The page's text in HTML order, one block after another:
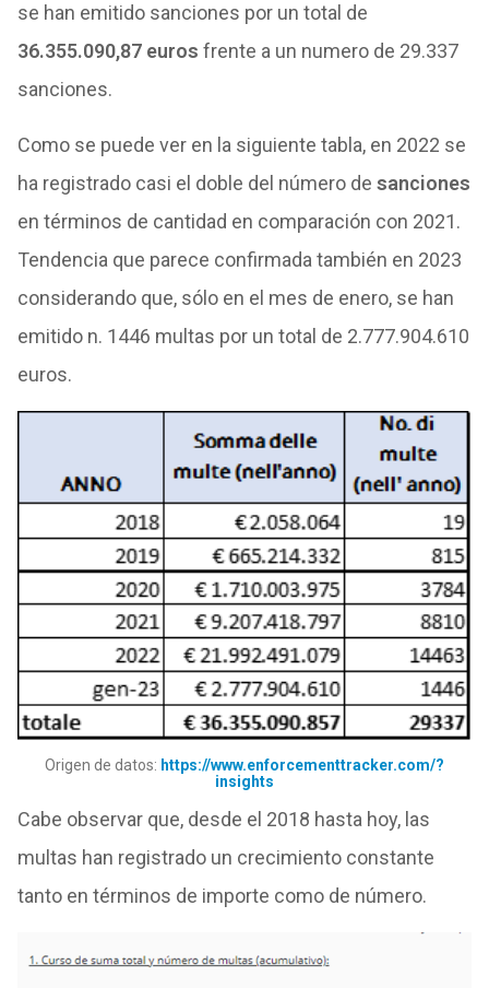
se han emitido sanciones por un total de
36.355.090,87 euros frente a un numero de 29.337
sanciones.
Como se puede ver en la siguiente tabla, en 2022 se
ha registrado casi el doble del número de sanciones
en términos de cantidad en comparación con 2021.
Tendencia que parece confirmada también en 2023
considerando que, sólo en el mes de enero, se han
emitido n. 1446 multas por un total de 2.777.904.610
euros.
Origen de datos: https://www.enforcementtracker.com/?
insights
Cabe observar que, desde el 2018 hasta hoy, las
multas han registrado un crecimiento constante
tanto en términos de importe como de número.